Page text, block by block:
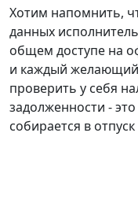
Хотим напомнить,
данных
общем доступе на
и каждый
проверить у себя
задолженности -
собирается в